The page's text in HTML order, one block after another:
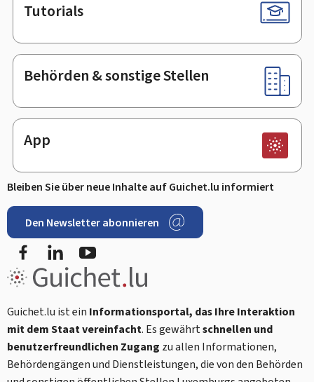
Tutorials
Behörden & sonstige Stellen
App
Bleiben Sie über neue Inhalte auf Guichet.lu informiert
Den Newsletter abonnieren
FacebookLinkedIn
Guichet.lu ist ein Informationsportal, das Ihre Interaktion
mit dem Staat vereinfacht. Es gewährtschnellen und
benutzerfreundlichen Zugang zu allen Informationen,
Behördengängen und Dienstleistungen, die von den Behörden